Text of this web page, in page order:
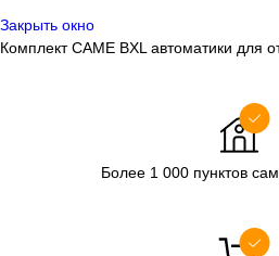
Закрыть окно
Комплект CAME BXL автоматики для
Более 1 000 пунктов